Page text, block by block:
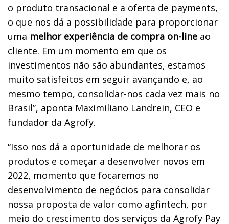
o produto transacional e a oferta de payments,
o que nos dá a possibilidade para proporcionar
uma melhor experiência de compra on-line ao
cliente. Em um momento em que os
investimentos não são abundantes, estamos
muito satisfeitos em seguir avançando e, ao
mesmo tempo, consolidar-nos cada vez mais no
Brasil”, aponta Maximiliano Landrein, CEO e
fundador da Agrofy.
“Isso nos dá a oportunidade de melhorar os
produtos e começar a desenvolver novos em
2022, momento que focaremos no
desenvolvimento de negócios para consolidar
nossa proposta de valor como agfintech, por
meio do crescimento dos serviços da Agrofy Pay